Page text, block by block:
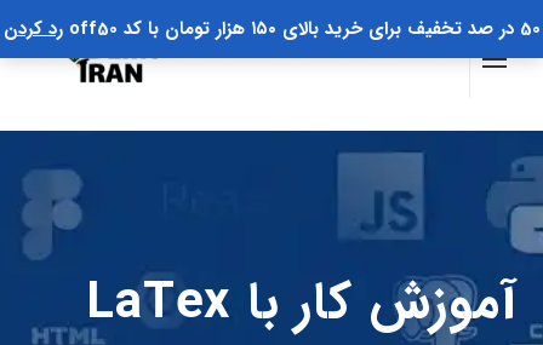
50 در صد تخفیف برای خرید بالای ۱۵۰ هزار تومان با کد off50 رد کردن
آموزش کار با LaTex